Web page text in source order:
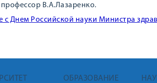
В.А.Лазаренко.
с Днем Российской науки Министра
ОБРАЗОВАНИЕ